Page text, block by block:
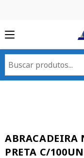
ABRACADEIRA
PRETA C/100UN